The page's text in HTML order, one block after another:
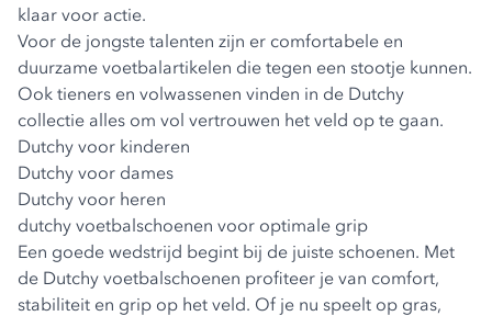
klaar voor actie.
Voor de jongste talenten zijn er comfortabele en
duurzame voetbalartikelen die tegen een stootje kunnen.
Ook tieners en volwassenen vinden in de Dutchy
collectie alles om vol vertrouwen het veld op te gaan.
Dutchy voor kinderen
Dutchy voor dames
Dutchy voor heren
dutchy voetbalschoenen voor optimale grip
Een goede wedstrijd begint bij de juiste schoenen. Met
de Dutchy voetbalschoenen profiteer je van comfort,
stabiliteit en grip op het veld. Of je nu speelt op gras,